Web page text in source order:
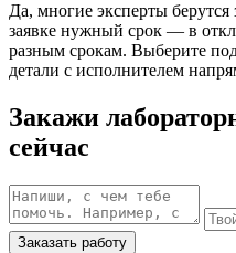
Да, многие эксперты
заявке нужный срок — в
разным срокам. Выберите
детали с исполнителем
Закажи
сейчас
Заказать работу